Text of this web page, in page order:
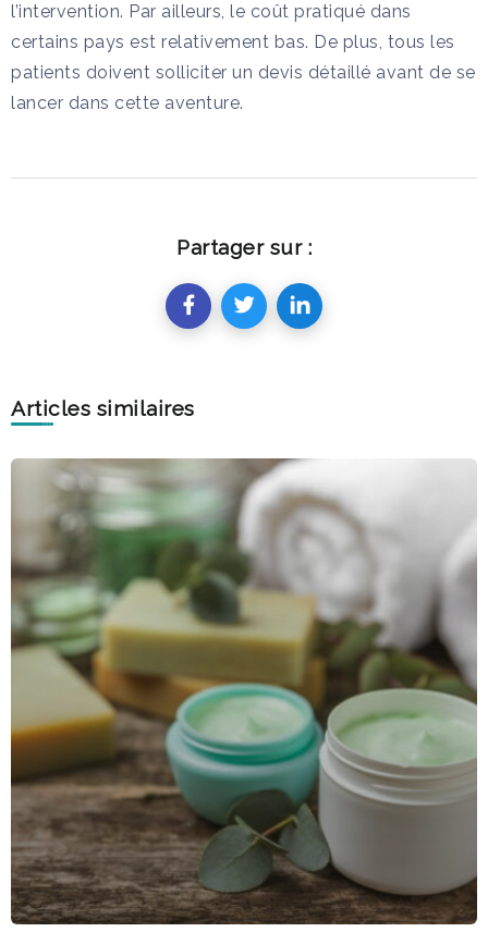
l’intervention. Par ailleurs, le coût pratiqué dans
certains pays est relativement bas. De plus, tous les
patients doivent solliciter un devis détaillé avant de se
lancer dans cette aventure.
Partager sur :
Articles similaires